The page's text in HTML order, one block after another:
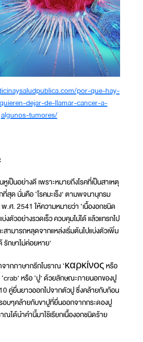
por-que-hay-
dejar-de-llamar-cancer-a-
algunos-tumores/
ป็นอย่างดี เพราะหมายถึงโรคที่เป็นสาเหตุ
สุด นั่นคือ ‘โรคมะเร็ง’ ตามพจนานุกรม
. 2541 ให้ความหมายว่า ‘เนื้องอกชนิด
งตัวอย่างรวดเร็ว ควบคุมไม่ได้ แล้วแทรกไป
ะสามารถหลุดจากแหล่งเริ่มต้นไปแบ่งตัวเพิ่ม
กษาไม่ค่อยหาย’
จากภาษากรีกโบราณ ‘καρκίνος หรือ
หรือ ‘ปู’ ด้วยลักษณะภายนอกของปู
คู่ยื่นยาวออกไปจากตัวปู ซึ่งคล้ายกับก้อน
อบๆคล้ายกับขาปูที่ยื่นออกจากกระดองปู
ณได้นำคำนี้มาใช้เรียกเนื้องอกชนิดร้าย